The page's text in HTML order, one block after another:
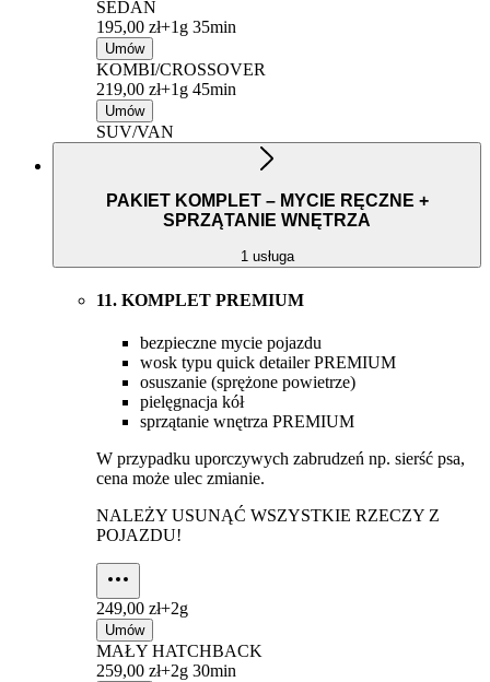
SEDAN
195,00 zł+1g 35min
Umów
KOMBI/CROSSOVER
219,00 zł+1g 45min
Umów
SUV/VAN
PAKIET KOMPLET – MYCIE RĘCZNE +
SPRZĄTANIE WNĘTRZA
1 usługa
11. KOMPLET PREMIUM
bezpieczne mycie pojazdu
wosk typu quick detailer PREMIUM
osuszanie (sprężone powietrze)
pielęgnacja kół
sprzątanie wnętrza PREMIUM
W przypadku uporczywych zabrudzeń np. sierść psa,
cena może ulec zmianie.
NALEŻY USUNĄĆ WSZYSTKIE RZECZY Z
POJAZDU!
249,00 zł+2g
Umów
MAŁY HATCHBACK
259,00 zł+2g 30min